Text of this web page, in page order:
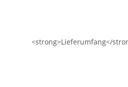
<strong>Lieferumfang</